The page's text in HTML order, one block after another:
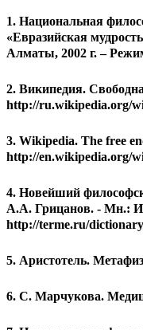
1. Национальная
«Евразийская
Алматы, 2002 г. –
2. Википедия.
http://ru.wikipedia.org/
3. Wikipedia. The free
http://en.wikipedia.org/
4. Новейший
А.А. Грицанов. - Мн.:
http://terme.ru/
5. Аристотель.
6. С. Марчукова.